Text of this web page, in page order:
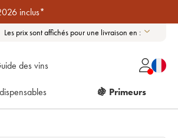
inclus*
Les prix sont affichés pour une livraison en :
des vins
🍇 Primeurs